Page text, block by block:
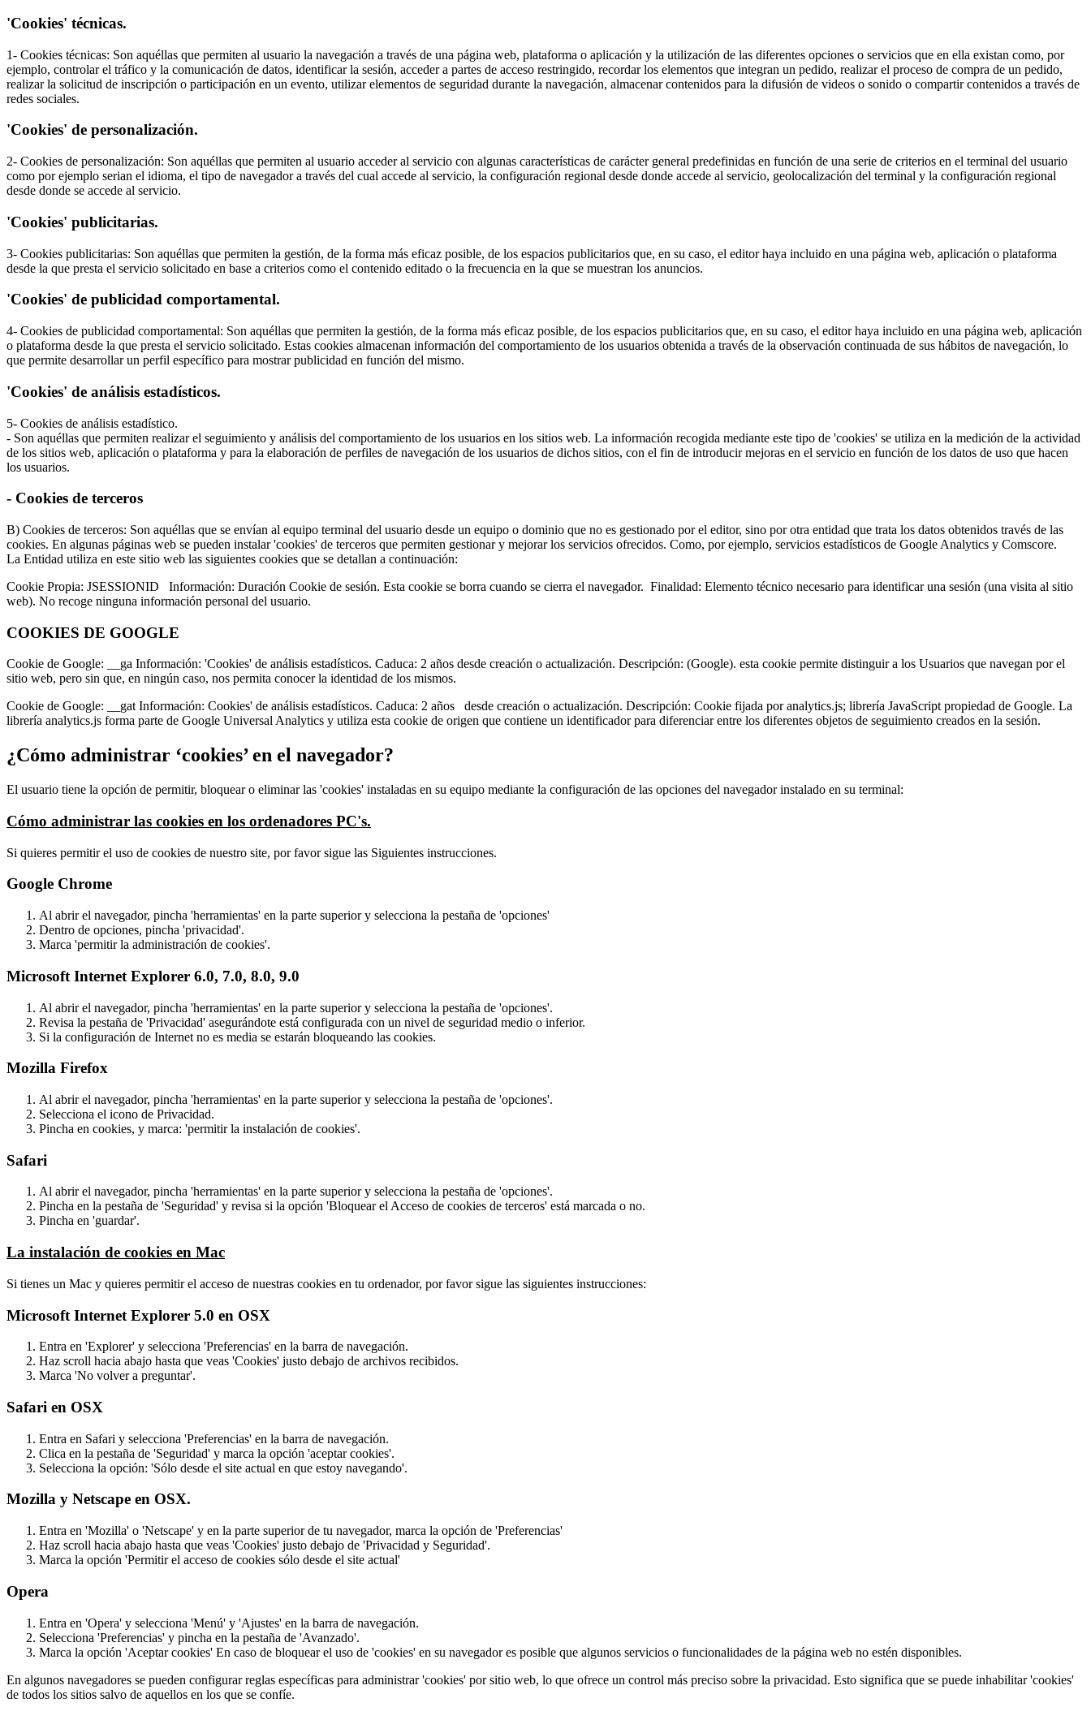
'Cookies' técnicas.
1- Cookies técnicas: Son aquéllas que permiten al usuario la navegación a través de una página web, plataforma o aplicación y la utilización de las diferentes opciones o servicios que en ella existan como, por
ejemplo, controlar el tráfico y la comunicación de datos, identificar la sesión, acceder a partes de acceso restringido, recordar los elementos que integran un pedido, realizar el proceso de compra de un pedido,
realizar la solicitud de inscripción o participación en un evento, utilizar elementos de seguridad durante la navegación, almacenar contenidos para la difusión de videos o sonido o compartir contenidos a través de
redes sociales.
'Cookies' de personalización.
2- Cookies de personalización: Son aquéllas que permiten al usuario acceder al servicio con algunas características de carácter general predefinidas en función de una serie de criterios en el terminal del usuario
como por ejemplo serian el idioma, el tipo de navegador a través del cual accede al servicio, la configuración regional desde donde accede al servicio, geolocalización del terminal y la configuración regional
desde donde se accede al servicio.
'Cookies' publicitarias.
3- Cookies publicitarias: Son aquéllas que permiten la gestión, de la forma más eficaz posible, de los espacios publicitarios que, en su caso, el editor haya incluido en una página web, aplicación o plataforma
desde la que presta el servicio solicitado en base a criterios como el contenido editado o la frecuencia en la que se muestran los anuncios.
'Cookies' de publicidad comportamental.
4- Cookies de publicidad comportamental: Son aquéllas que permiten la gestión, de la forma más eficaz posible, de los espacios publicitarios que, en su caso, el editor haya incluido en una página web, aplicación
o plataforma desde la que presta el servicio solicitado. Estas cookies almacenan información del comportamiento de los usuarios obtenida a través de la observación continuada de sus hábitos de navegación, lo
que permite desarrollar un perfil específico para mostrar publicidad en función del mismo.
'Cookies' de análisis estadísticos.
5- Cookies de análisis estadístico.
- Son aquéllas que permiten realizar el seguimiento y análisis del comportamiento de los usuarios en los sitios web. La información recogida mediante este tipo de 'cookies' se utiliza en la medición de la actividad
de los sitios web, aplicación o plataforma y para la elaboración de perfiles de navegación de los usuarios de dichos sitios, con el fin de introducir mejoras en el servicio en función de los datos de uso que hacen
los usuarios.
- Cookies de terceros
B) Cookies de terceros: Son aquéllas que se envían al equipo terminal del usuario desde un equipo o dominio que no es gestionado por el editor, sino por otra entidad que trata los datos obtenidos través de las
cookies. En algunas páginas web se pueden instalar 'cookies' de terceros que permiten gestionar y mejorar los servicios ofrecidos. Como, por ejemplo, servicios estadísticos de Google Analytics y Comscore.
La Entidad utiliza en este sitio web las siguientes cookies que se detallan a continuación:
Cookie Propia: JSESSIONID Información: Duración Cookie de sesión. Esta cookie se borra cuando se cierra el navegador. Finalidad: Elemento técnico necesario para identificar una sesión (una visita al sitio
web). No recoge ninguna información personal del usuario.
COOKIES DE GOOGLE
Cookie de Google: __ga Información: 'Cookies' de análisis estadísticos. Caduca: 2 años desde creación o actualización. Descripción: (Google). esta cookie permite distinguir a los Usuarios que navegan por el
sitio web, pero sin que, en ningún caso, nos permita conocer la identidad de los mismos.
Cookie de Google: __gat Información: Cookies' de análisis estadísticos. Caduca: 2 años desde creación o actualización. Descripción: Cookie fijada por analytics.js; librería JavaScript propiedad de Google. La
librería analytics.js forma parte de Google Universal Analytics y utiliza esta cookie de origen que contiene un identificador para diferenciar entre los diferentes objetos de seguimiento creados en la sesión.
¿Cómo administrar ‘cookies’ en el navegador?
El usuario tiene la opción de permitir, bloquear o eliminar las 'cookies' instaladas en su equipo mediante la configuración de las opciones del navegador instalado en su terminal:
Cómo administrar las cookies en los ordenadores PC's.
Si quieres permitir el uso de cookies de nuestro site, por favor sigue las Siguientes instrucciones.
Google Chrome
Al abrir el navegador, pincha 'herramientas' en la parte superior y selecciona la pestaña de 'opciones'
Dentro de opciones, pincha 'privacidad'.
Marca 'permitir la administración de cookies'.
Microsoft Internet Explorer 6.0, 7.0, 8.0, 9.0
Al abrir el navegador, pincha 'herramientas' en la parte superior y selecciona la pestaña de 'opciones'.
Revisa la pestaña de 'Privacidad' asegurándote está configurada con un nivel de seguridad medio o inferior.
Si la configuración de Internet no es media se estarán bloqueando las cookies.
Mozilla Firefox
Al abrir el navegador, pincha 'herramientas' en la parte superior y selecciona la pestaña de 'opciones'.
Selecciona el icono de Privacidad.
Pincha en cookies, y marca: 'permitir la instalación de cookies'.
Safari
Al abrir el navegador, pincha 'herramientas' en la parte superior y selecciona la pestaña de 'opciones'.
Pincha en la pestaña de 'Seguridad' y revisa si la opción 'Bloquear el Acceso de cookies de terceros' está marcada o no.
Pincha en 'guardar'.
La instalación de cookies en Mac
Si tienes un Mac y quieres permitir el acceso de nuestras cookies en tu ordenador, por favor sigue las siguientes instrucciones:
Microsoft Internet Explorer 5.0 en OSX
Entra en 'Explorer' y selecciona 'Preferencias' en la barra de navegación.
Haz scroll hacia abajo hasta que veas 'Cookies' justo debajo de archivos recibidos.
Marca 'No volver a preguntar'.
Safari en OSX
Entra en Safari y selecciona 'Preferencias' en la barra de navegación.
Clica en la pestaña de 'Seguridad' y marca la opción 'aceptar cookies'.
Selecciona la opción: 'Sólo desde el site actual en que estoy navegando'.
Mozilla y Netscape en OSX.
Entra en 'Mozilla' o 'Netscape' y en la parte superior de tu navegador, marca la opción de 'Preferencias'
Haz scroll hacia abajo hasta que veas 'Cookies' justo debajo de 'Privacidad y Seguridad'.
Marca la opción 'Permitir el acceso de cookies sólo desde el site actual'
Opera
Entra en 'Opera' y selecciona 'Menú' y 'Ajustes' en la barra de navegación.
Selecciona 'Preferencias' y pincha en la pestaña de 'Avanzado'.
Marca la opción 'Aceptar cookies' En caso de bloquear el uso de 'cookies' en su navegador es posible que algunos servicios o funcionalidades de la página web no estén disponibles.
En algunos navegadores se pueden configurar reglas específicas para administrar 'cookies' por sitio web, lo que ofrece un control más preciso sobre la privacidad. Esto significa que se puede inhabilitar 'cookies'
de todos los sitios salvo de aquellos en los que se confíe.